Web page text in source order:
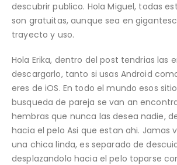
descubrir publico. Hola Miguel, todas
son gratuitas, aunque sea en
trayecto y uso.
Hola Erika, dentro del post tendri­as las
descargarlo, tanto si usas Android
eres de iOS. En todo el mundo esos
busqueda de pareja se van an
hembras que nunca las desea nadie,
hacia el pelo Asi que estan ahi. Jamas
una chica linda, es separado de
desplazandolo hacia el pelo toparse